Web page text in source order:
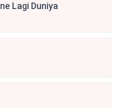
Lagi Duniya